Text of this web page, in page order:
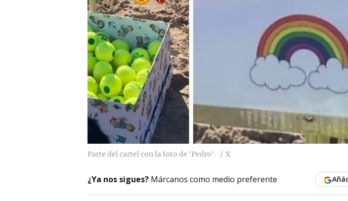
Parte del cartel con la foto de 'Pedro'. X
¿Ya nos sigues? Márcanos como medio preferente